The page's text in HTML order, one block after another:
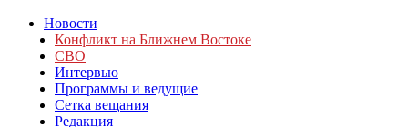
Новости
Конфликт на Ближнем Востоке
СВО
Интервью
Программы и ведущие
Сетка вещания
Редакция